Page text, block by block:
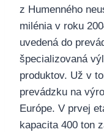
z Humenného
milénia v roku
uvedená do
špecializovaná
produktov. Už v
prevádzku na
Európe. V prvej
kapacita 400 ton